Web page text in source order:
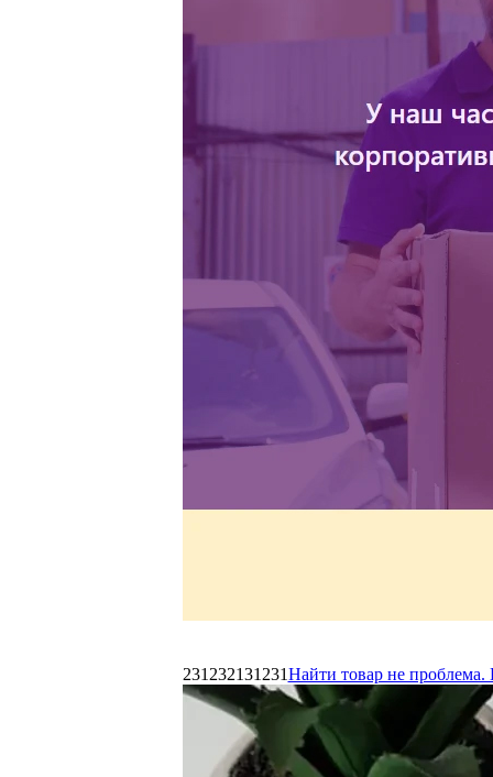
231232131231Найти товар не проблема.